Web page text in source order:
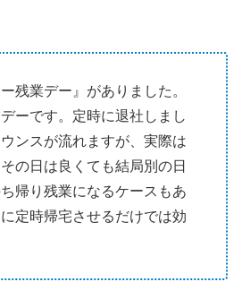
残業デー』がありました。
デーです。定時に退社しまし
ンスが流れますが、実際は
の日は良くても結局別の日
帰り残業になるケースもあ
定時帰宅させるだけでは効